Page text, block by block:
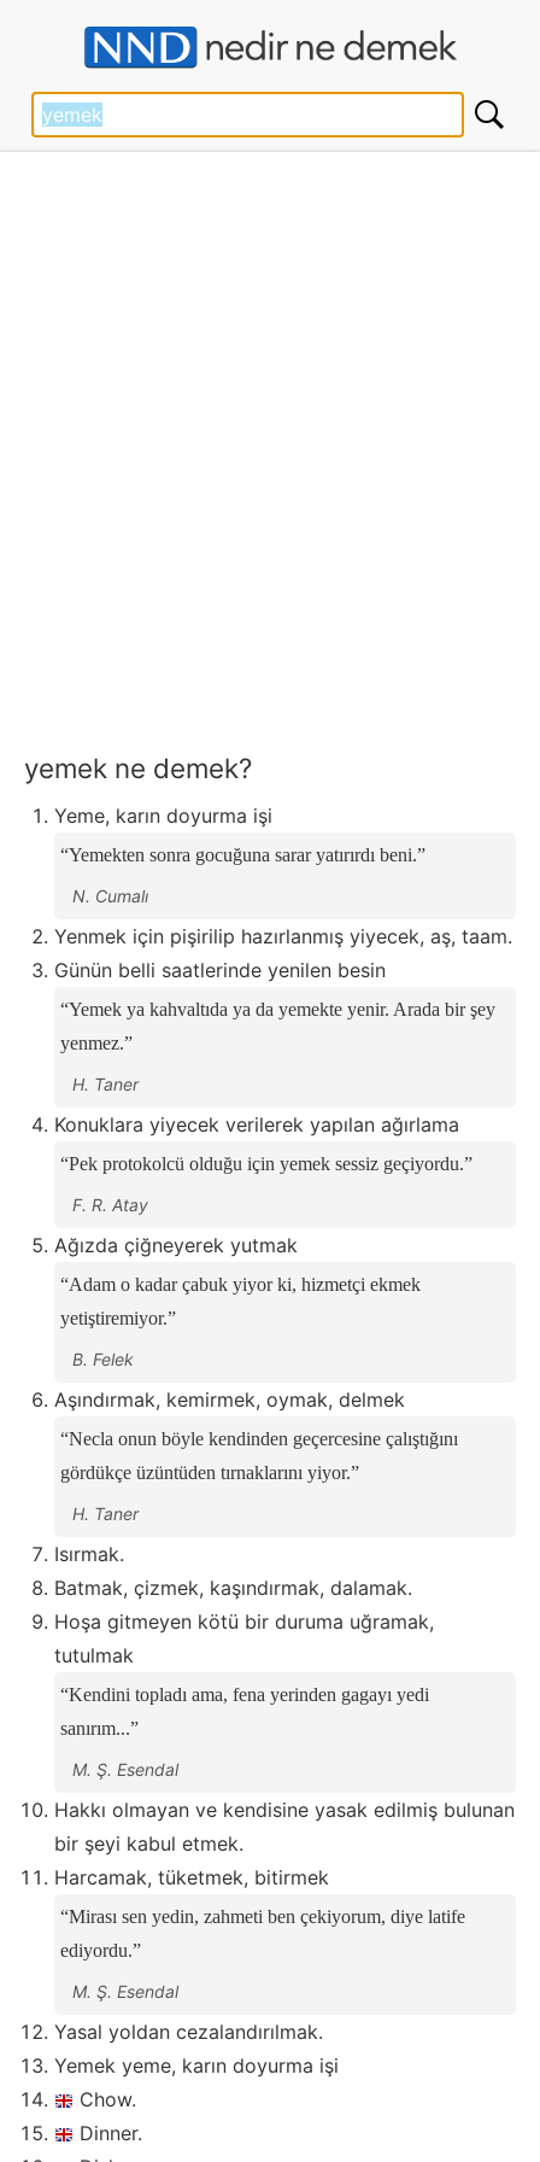
yemek ne demek?
Yeme, karın doyurma işi
Yemekten sonra gocuğuna sarar yatırırdı beni.
N. Cumalı
Yenmek için pişirilip hazırlanmış yiyecek, aş, taam.
Günün belli saatlerinde yenilen besin
Yemek ya kahvaltıda ya da yemekte yenir. Arada bir şey
yenmez.
H. Taner
Konuklara yiyecek verilerek yapılan ağırlama
Pek protokolcü olduğu için yemek sessiz geçiyordu.
F. R. Atay
Ağızda çiğneyerek yutmak
Adam o kadar çabuk yiyor ki, hizmetçi ekmek
yetiştiremiyor.
B. Felek
Aşındırmak, kemirmek, oymak, delmek
Necla onun böyle kendinden geçercesine çalıştığını
gördükçe üzüntüden tırnaklarını yiyor.
H. Taner
Isırmak.
Batmak, çizmek, kaşındırmak, dalamak.
Hoşa gitmeyen kötü bir duruma uğramak,
tutulmak
Kendini topladı ama, fena yerinden gagayı yedi
sanırım...
M. Ş. Esendal
Hakkı olmayan ve kendisine yasak edilmiş bulunan
bir şeyi kabul etmek.
Harcamak, tüketmek, bitirmek
Mirası sen yedin, zahmeti ben çekiyorum, diye latife
ediyordu.
M. Ş. Esendal
Yasal yoldan cezalandırılmak.
Yemek yeme, karın doyurma işi
Chow.
Dinner.